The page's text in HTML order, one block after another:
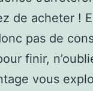
de acheter !
pas de
finir,
vous